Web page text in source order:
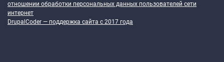
отношении обработки персональных данных пользователей сети
интернет
DrupalCoder — поддержка сайта c 2017 года